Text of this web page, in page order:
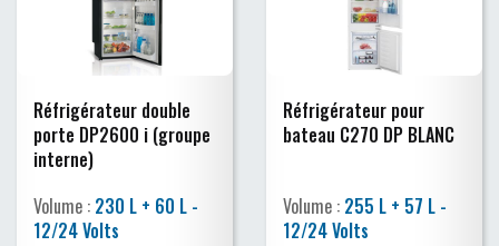
Réfrigérateur double
porte DP2600 i (groupe
interne)
Volume : 230 L + 60 L -
12/24 Volts
Réfrigérateur pour
bateau C270 DP BLANC
Volume : 255 L + 57 L -
12/24 Volts